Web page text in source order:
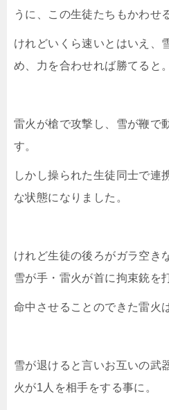
うに、この生徒たちもかわせ
けれどいくら速いとはいえ、
め、力を合わせれば勝てると。
雷火が槍で攻撃し、雪が鞭で
す。
しかし操られた生徒同士で連
な状態になりました。
けれど生徒の後ろがガラ空き
雪が手・雷火が首に拘束銃を
命中させることのできた雷火
雪が退けると言いお互いの武
火が1人を相手をする事に。